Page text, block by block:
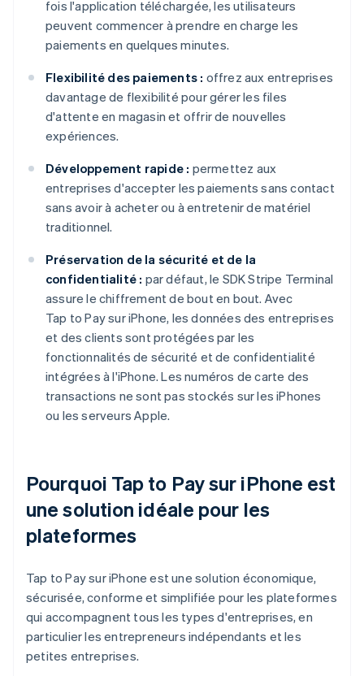
fois l'application téléchargée, les utilisateurs
peuvent commencer à prendre en charge les
paiements en quelques minutes.
Flexibilité des paiements : offrez aux entreprises
davantage de flexibilité pour gérer les files
d'attente en magasin et offrir de nouvelles
expériences.
Développement rapide : permettez aux
entreprises d'accepter les paiements sans contact
sans avoir à acheter ou à entretenir de matériel
traditionnel.
Préservation de la sécurité et de la
confidentialité : par défaut, le SDK Stripe Terminal
assure le chiffrement de bout en bout. Avec
Tap to Pay sur iPhone, les données des entreprises
et des clients sont protégées par les
fonctionnalités de sécurité et de confidentialité
intégrées à l'iPhone. Les numéros de carte des
transactions ne sont pas stockés sur les iPhones
ou les serveurs Apple.
Pourquoi Tap to Pay sur iPhone est
une solution idéale pour les
plateformes
Tap to Pay sur iPhone est une solution économique,
sécurisée, conforme et simplifiée pour les plateformes
qui accompagnent tous les types d'entreprises, en
particulier les entrepreneurs indépendants et les
petites entreprises.